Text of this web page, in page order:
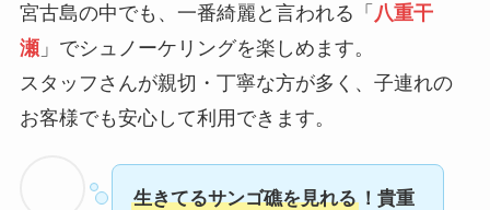
宮古島の中でも、一番綺麗と言われる「 八重干
瀬」でシュノーケリングを楽しめます。
スタッフさんが親切・丁寧な方が多く、子連れの
お客様でも安心して利用できます。
生きてるサンゴ礁を見れる！貴重